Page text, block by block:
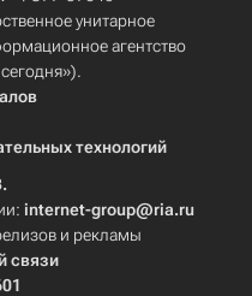
унитарное
агентство
технологий
internet-group@ria.ru
и рекламы
связи